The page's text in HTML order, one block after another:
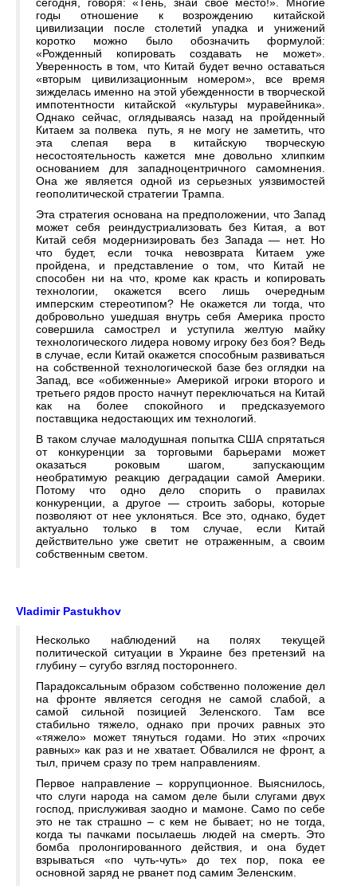
сегодня, говоря: «Тень, знай своё место!». Многие
годы отношение к возрождению китайской
цивилизации после столетий упадка и унижений
коротко можно было обозначить формулой:
«Рожденный копировать создавать не может».
Уверенность в том, что Китай будет вечно оставаться
«вторым цивилизационным номером», все время
зижделась именно на этой убежденности в творческой
импотентности китайской «культуры муравейника».
Однако сейчас, оглядываясь назад на пройденный
Китаем за полвека путь, я не могу не заметить, что
эта слепая вера в китайскую творческую
несостоятельность кажется мне довольно хлипким
основанием для западноцентричного самомнения.
Она же является одной из серьезных уязвимостей
геополитической стратегии Трампа.
Эта стратегия основана на предположении, что Запад
может себя реиндустриализовать без Китая, а вот
Китай себя модернизировать без Запада — нет. Но
что будет, если точка невозврата Китаем уже
пройдена, и представление о том, что Китай не
способен ни на что, кроме как красть и копировать
технологии, окажется всего лишь очередным
имперским стереотипом? Не окажется ли тогда, что
добровольно ушедшая внутрь себя Америка просто
совершила самострел и уступила желтую майку
технологического лидера новому игроку без боя? Ведь
в случае, если Китай окажется способным развиваться
на собственной технологической базе без оглядки на
Запад, все «обиженные» Америкой игроки второго и
третьего рядов просто начнут переключаться на Китай
как на более спокойного и предсказуемого
поставщика недостающих им технологий.
В таком случае малодушная попытка США спрятаться
от конкуренции за торговыми барьерами может
оказаться роковым шагом, запускающим
необратимую реакцию деградации самой Америки.
Потому что одно дело спорить о правилах
конкуренции, а другое — строить заборы, которые
позволяют от нее уклоняться. Все это, однако, будет
актуально только в том случае, если Китай
действительно уже светит не отраженным, а своим
собственным светом.
Vladimir Pastukhov
Несколько наблюдений на полях текущей
политической ситуации в Украине без претензий на
глубину – сугубо взгляд постороннего.
Парадоксальным образом собственно положение дел
на фронте является сегодня не самой слабой, а
самой сильной позицией Зеленского. Там все
стабильно тяжело, однако при прочих равных это
«тяжело» может тянуться годами. Но этих «прочих
равных» как раз и не хватает. Обвалился не фронт, а
тыл, причем сразу по трем направлениям.
Первое направление – коррупционное. Выяснилось,
что слуги народа на самом деле были слугами двух
господ, прислуживая заодно и мамоне. Само по себе
это не так страшно – с кем не бывает; но не тогда,
когда ты пачками посылаешь людей на смерть. Это
бомба пролонгированного действия, и она будет
взрываться «по чуть-чуть» до тех пор, пока ее
основной заряд не рванет под самим Зеленским.